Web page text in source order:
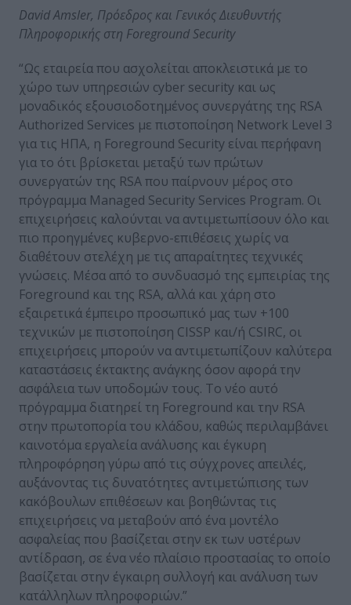
DavidAmsler, Πρόεδρος και Γενικός Διευθυντής
Πληροφορικής στη Foreground Security
“Ως εταιρεία που ασχολείται αποκλειστικά με το
χώρο των υπηρεσιών cyber security και ως
μοναδικός εξουσιοδοτημένος συνεργάτης της RSA
Authorized Services με πιστοποίηση Network Level 3
για τις ΗΠΑ, η Foreground Security είναι περήφανη
για το ότι βρίσκεται μεταξύ των πρώτων
συνεργατών της RSA που παίρνουν μέρος στο
πρόγραμμα Managed Security Services Program. Οι
επιχειρήσεις καλούνται να αντιμετωπίσουν όλο και
πιο προηγμένες κυβερνο-επιθέσεις χωρίς να
διαθέτουν στελέχη με τις απαραίτητες τεχνικές
γνώσεις. Μέσα από το συνδυασμό της εμπειρίας της
Foreground και της RSA, αλλά και χάρη στο
εξαιρετικά έμπειρο προσωπικό μας των +100
τεχνικών με πιστοποίηση CISSP και/ή CSIRC, οι
επιχειρήσεις μπορούν να αντιμετωπίζουν καλύτερα
καταστάσεις έκτακτης ανάγκης όσον αφορά την
ασφάλεια των υποδομών τους. Το νέο αυτό
πρόγραμμα διατηρεί τη Foreground και την RSA
στην πρωτοπορία του κλάδου, καθώς περιλαμβάνει
καινοτόμα εργαλεία ανάλυσης και έγκυρη
πληροφόρηση γύρω από τις σύγχρονες απειλές,
αυξάνοντας τις δυνατότητες αντιμετώπισης των
κακόβουλων επιθέσεων και βοηθώντας τις
επιχειρήσεις να μεταβούν από ένα μοντέλο
ασφαλείας που βασίζεται στην εκ των υστέρων
αντίδραση, σε ένα νέο πλαίσιο προστασίας το οποίο
βασίζεται στην έγκαιρη συλλογή και ανάλυση των
κατάλληλων πληροφοριών.”